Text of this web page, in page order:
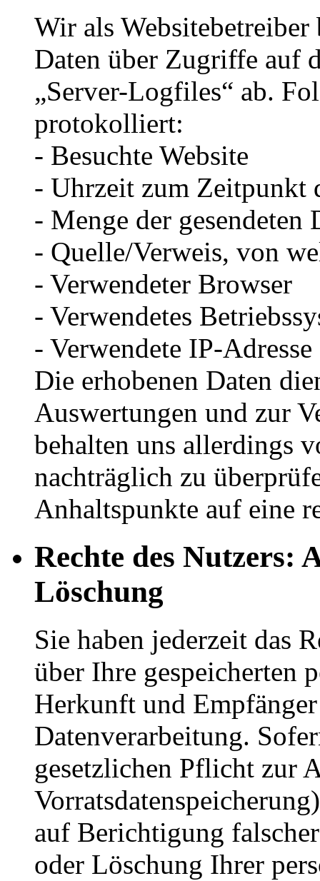
Wir als
Daten über Zugriffe auf
„Server-Logfiles“ ab.
protokolliert:
- Besuchte Website
- Uhrzeit zum Zeitpunkt
- Menge der gesendeten
- Quelle/Verweis, von
- Verwendeter Browser
- Verwendetes
- Verwendete IP-Adresse
Die erhobenen Daten
Auswertungen und zur
behalten uns allerdings
nachträglich zu
Anhaltspunkte auf eine
Rechte des Nutzers:
Löschung
Sie haben jederzeit das
über Ihre gespeicherten
Herkunft und
Datenverarbeitung.
gesetzlichen Pflicht zur
auf Berichtigung
oder Löschung Ihrer